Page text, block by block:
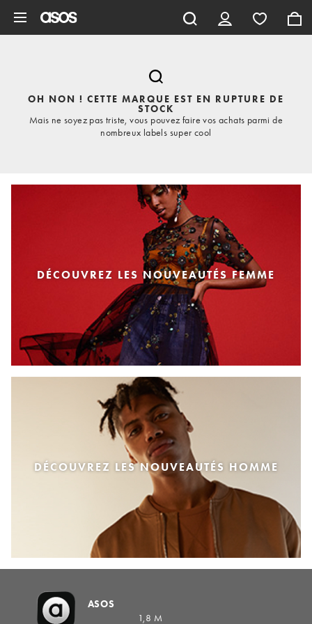
OH NON ! CETTE MARQUE EST EN RUPTURE DE
STOCK
Mais ne soyez pas triste, vous pouvez faire vos achats parmi de
nombreux labels super cool
DÉCOUVREZ LES NOUVEAUTÉS FEMME
DÉCOUVREZ LES NOUVEAUTÉS HOMME
ASOS
1,8 M